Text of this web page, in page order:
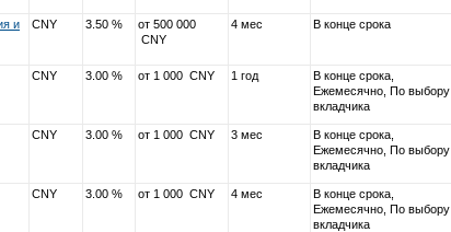
и
CNY 3.50 %
от 500 000
CNY
4 мес В конце срока
CNY 3.00 % от 1 000 CNY 1 год
В конце срока,
Ежемесячно, По выбору
вкладчика
CNY 3.00 % от 1 000 CNY 3 мес
В конце срока,
Ежемесячно, По выбору
вкладчика
CNY 3.00 % от 1 000 CNY 4 мес
В конце срока,
Ежемесячно, По выбору
вкладчика